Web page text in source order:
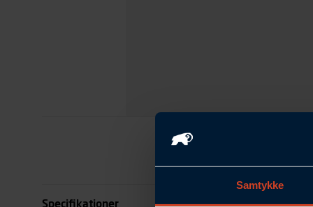
Samtykke
Specifikationer